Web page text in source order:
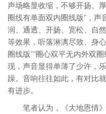
声场略显收缩，不够开扬、
圈线有单面双内圈线版”，
润、通透、开扬、宽松、自
等效果，听落淋漓尽致、身
圈线版”“圈心双平无内外双
现，声音显得单薄了少许，
躁。音响往往如此，有对比
有进步。
笔者认为，《大地恩情